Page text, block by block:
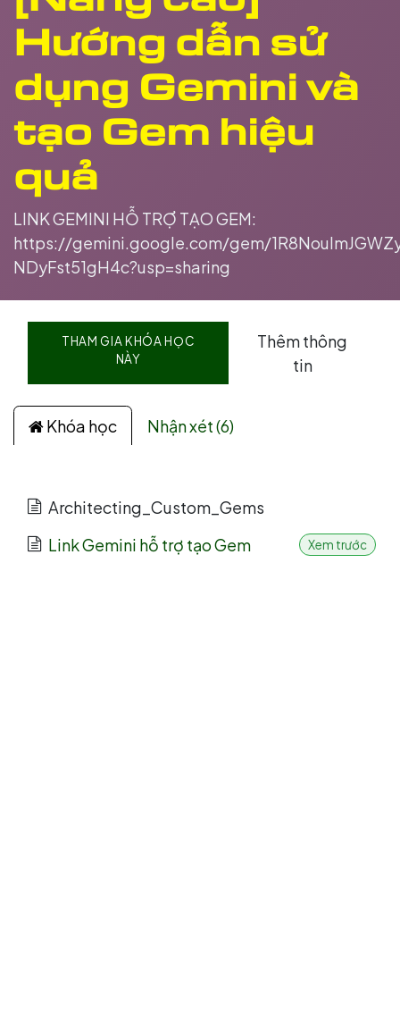
Hướng dẫn sử
dụng Gemini và
tạo Gem hiệu
quả
LINK GEMINI HỖ TRỢ TẠO GEM:
https://gemini.google.com/gem/
NDyFst51gH4c?usp=sharing
THAM GIA KHÓA HỌC
NÀY
Thêm thông
tin
Khóa học Nhận xét (6)
Architecting_Custom_Gems
Link Gemini hỗ trợ tạo Gem
Xem trước